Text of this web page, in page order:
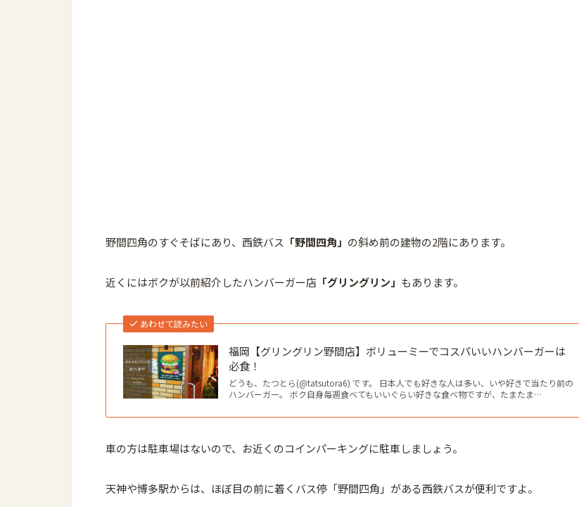
野間四角のすぐそばにあり、西鉄バス 「野間四角」 の斜め前の建物の2階にあります。
近くにはボクが以前紹介したハンバーガー店 「グリングリン」 もあります。
あわせて読みたい
福岡【グリングリン野間店】ボリューミーでコスパいいハンバーガーは
必食！
どうも、たつとら(@tatsutora6) です。 日本人でも好きな人は多い、いや好きで当たり前の
ハンバーガー。 ボク自身毎週食べてもいいぐらい好きな食べ物ですが、たまたま…
車の方は駐車場はないので、お近くのコインパーキングに駐車しましょう。
天神や博多駅からは、ほぼ目の前に着くバス停「野間四角」がある西鉄バスが便利ですよ。